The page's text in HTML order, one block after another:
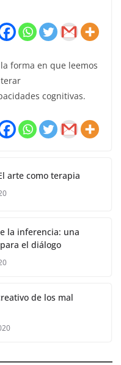
forma en que leemos
cognitivas.
arte como terapia
la inferencia: una
el diálogo
de los mal